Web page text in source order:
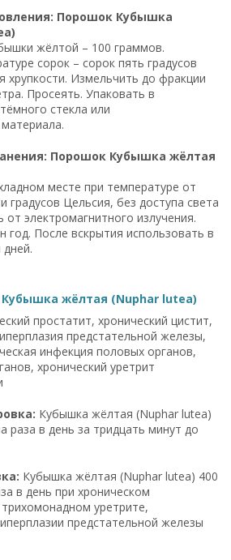
Порошок Кубышка
жёлтой – 100 граммов.
сорок – сорок пять градусов
хрупкости. Измельчить до фракции
Просеять. Упаковать в
стекла или
Порошок Кубышка жёлтая
месте при температуре от
градусов Цельсия, без доступа света
от электромагнитного излучения.
После вскрытия использовать в
Кубышка жёлтая (Nuphar lutea)
простатит, хронический цистит,
предстательной железы,
инфекция половых органов,
хронический уретрит
Кубышка жёлтая (Nuphar lutea)
раза в день за тридцать минут до
Кубышка жёлтая (Nuphar lutea) 400
в день при хроническом
уретрите,
предстательной железы